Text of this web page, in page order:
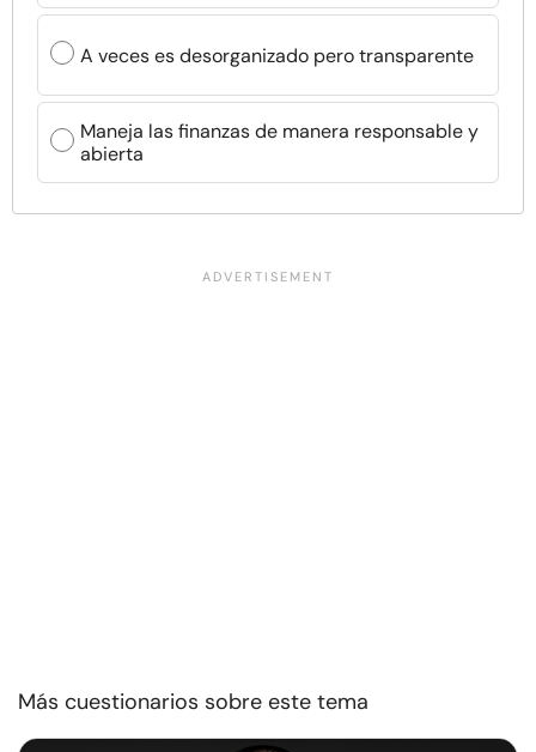
A veces es desorganizado pero transparente
Maneja las finanzas de manera responsable y
abierta
Más cuestionarios sobre este tema